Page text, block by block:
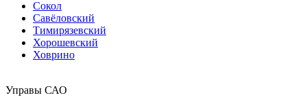
Сокол
Савёловский
Тимирязевский
Хорошевский
Ховрино
Управы САО